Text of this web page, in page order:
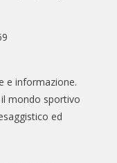
e informazione.
mondo sportivo
ed